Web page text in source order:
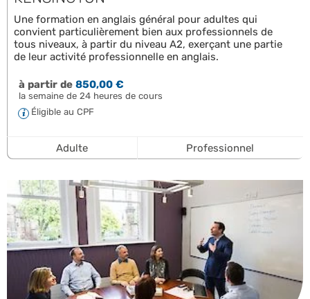
Une formation en anglais général pour adultes qui
convient particulièrement bien aux professionnels de
tous niveaux, à partir du niveau A2, exerçant une partie
de leur activité professionnelle en anglais.
à partir de850,00 €
la semaine de 24 heures de cours
Éligible au CPF
Adulte Professionnel